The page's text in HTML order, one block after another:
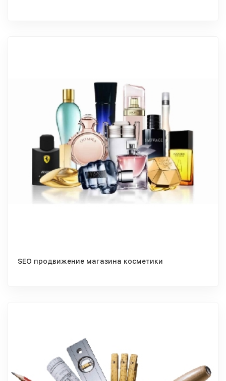
SEO продвижение магазина косметики